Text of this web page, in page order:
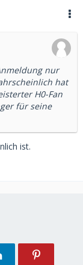
nur
hat
H0-Fan
für seine
ist.